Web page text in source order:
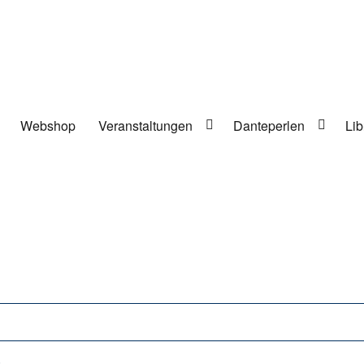
Webshop Veranstaltungen Danteperlen